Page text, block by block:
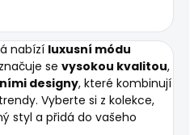
nabízí luxusní módu
se vysokou kvalitou,
designy, které kombinují
Vyberte si z kolekce,
styl a přidá do vašeho